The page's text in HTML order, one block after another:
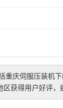
重庆伺服压装机
获得用户好评